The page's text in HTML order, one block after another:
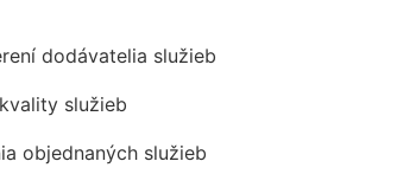
dodávatelia služieb
služieb
objednaných služieb